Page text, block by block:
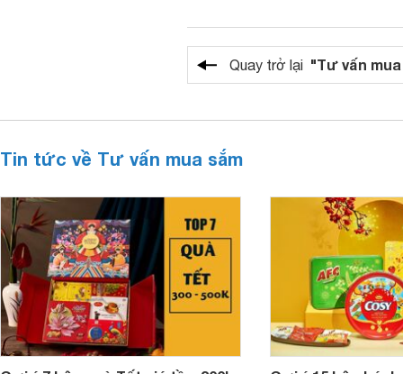
Quay trở lại "Tư vấn
Tin tức về Tư vấn mua sắm